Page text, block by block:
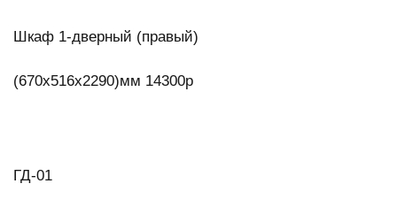
Шкаф 1-дверный (правый)
(670х516х2290)мм 14300р
ГД-01